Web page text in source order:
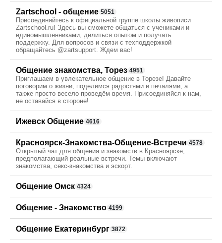
Zartschool - общение 5051
Присоединяйтесь к официальной группе школы живописи
Zartschool.ru! Здесь вы сможете общаться с учениками и
единомышленниками, делиться опытом и получать
поддержку. Для вопросов и связи с техподдержкой
обращайтесь @zartsupport. Ждем вас!
Общение знакомства, Торез 4951
Приглашаем в увлекательное общение в Торезе! Давайте
поговорим о жизни, поделимся радостями и печалями, а
также просто весело проведём время. Присоединяйся к нам,
не оставайся в стороне!
Ижевск Общение 4616
Красноярск-Знакомства-Общение-Встречи 4578
Открытый чат для общения и знакомств в Красноярске,
предполагающий реальные встречи. Темы включают
знакомства, секс-знакомства и эскорт.
Общение Омск 4324
Общение - Знакомство 4199
Общение Екатеринбург 3872